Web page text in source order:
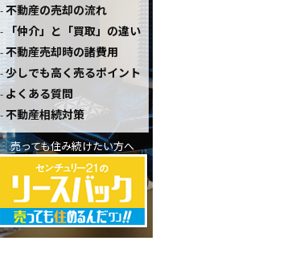
不動産の売却の流れ
「仲介」と「買取」の違い
不動産売却時の諸費用
少しでも高く売るポイント
よくある質問
不動産相続対策
売っても住み続けたい方へ